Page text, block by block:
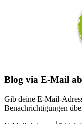
Blog via E-Mail
Gib deine E-Mail-
Benachrichtigungen